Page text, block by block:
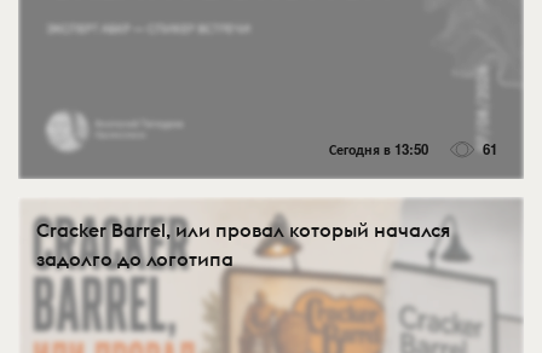
Сегодня в 13:50 61
Cracker Barrel, или провал который начался
задолго до логотипа